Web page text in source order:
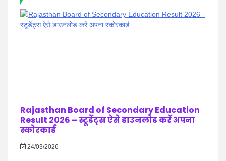
Rajasthan Board of Secondary Education
Result 2026 – स्टूडेंट्स ऐसे डाउनलोड करें अपना
स्कोरकार्ड
24/03/2026